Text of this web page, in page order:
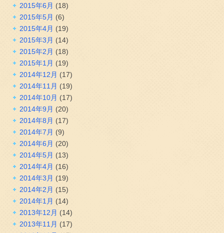
2015年6月 (18)
2015年5月 (6)
2015年4月 (19)
2015年3月 (14)
2015年2月 (18)
2015年1月 (19)
2014年12月 (17)
2014年11月 (19)
2014年10月 (17)
2014年9月 (20)
2014年8月 (17)
2014年7月 (9)
2014年6月 (20)
2014年5月 (13)
2014年4月 (16)
2014年3月 (19)
2014年2月 (15)
2014年1月 (14)
2013年12月 (14)
2013年11月 (17)